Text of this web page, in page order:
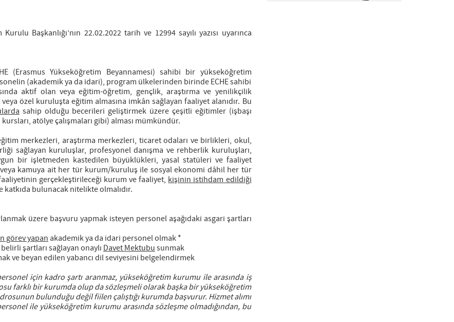
Başkanlığı’nın 22.02.2022 tarih ve 12994 sayılı yazısı uyarınca
(Erasmus Yükseköğretim Beyannamesi) sahibi bir yükseköğretim
(akademik ya da idari), program ülkelerinden birinde ECHE sahibi
aktif olan veya eğitim-öğretim, gençlik, araştırma ve yenilikçilik
özel kuruluşta eğitim almasına imkân sağlayan faaliyet alanıdır. Bu
sahip olduğu becerileri geliştirmek üzere çeşitli eğitimler (işbaşı
atölye çalışmaları gibi) alması mümkündür.
merkezleri, araştırma merkezleri, ticaret odaları ve birlikleri, okul,
sağlayan kuruluşlar, profesyonel danışma ve rehberlik kuruluşları,
bir işletmeden kastedilen büyüklükleri, yasal statüleri ve faaliyet
kamuya ait her tür kurum/kuruluş ile sosyal ekonomi dâhil her tür
gerçekleştirileceği kurum ve faaliyet, kişinin istihdam edildiği
katkıda bulunacak nitelikte olmalıdır.
üzere başvuru yapmak isteyen personel aşağıdaki asgari şartları
görev yapan akademik ya da idari personel olmak *
şartları sağlayan onaylı Davet Mektubusunmak
ve beyan edilen yabancı dil seviyesini belgelendirmek
için kadro şartı aranmaz, yükseköğretim kurumu ile arasında iş
farklı bir kurumda olup da sözleşmeli olarak başka bir yükseköğretim
bulunduğu değil fiilen çalıştığı kurumda başvurur. Hizmet alımı
ile yükseköğretim kurumu arasında sözleşme olmadığından, bu